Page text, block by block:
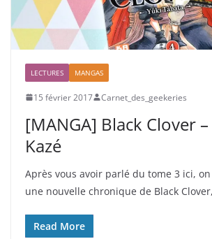
LECTURES MANGAS
15 février 2017 Carnet_des_geekeries
[MANGA] Black Clover
Kazé
Après vous avoir parlé du tome 3 ici,
une nouvelle chronique de Black
Read More